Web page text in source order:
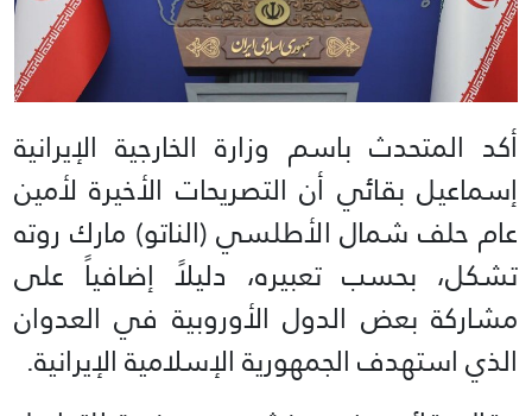
أكد المتحدث باسم وزارة الخارجية الإيرانية
إسماعيل بقائي أن التصريحات الأخيرة لأمين
عام حلف شمال الأطلسي (الناتو) مارك روته
تشكل، بحسب تعبيره، دليلاً إضافياً على
مشاركة بعض الدول الأوروبية في العدوان
الذي استهدف الجمهورية الإسلامية الإيرانية.